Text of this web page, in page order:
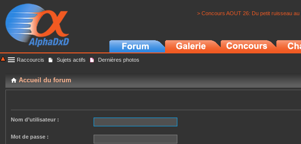
> Concours AOUT 26: Du petit ruisseau
Raccourcis Sujets actifs Dernières photos
Accueil du forum
Nom d’utilisateur :
Mot de passe :